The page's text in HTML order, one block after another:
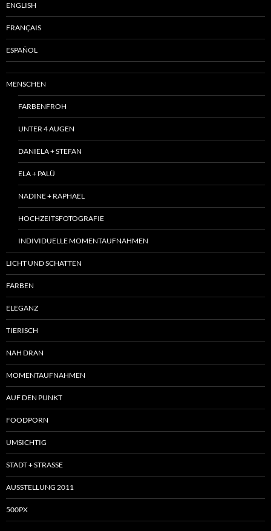
ENGLISH
FRANÇAIS
ESPAÑOL
MENSCHEN
FARBENFROH
UNTER 4 AUGEN
DANIELA + STEFAN
ELA + PALÜ
NADINE + RAPHAEL
HOCHZEITSFOTOGRAFIE
INDIVIDUELLE MOMENTAUFNAHMEN
LICHT UND SCHATTEN
FARBEN
ELEGANZ
TIERISCH
NAH DRAN
MOMENTAUFNAHMEN
AUF DEN PUNKT
FOODPORN
UMSICHTIG
STADT + STRASSE
AUSSTELLUNG 2011
500PX